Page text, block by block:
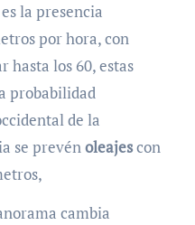
la presencia
por hora, con
hasta los 60, estas
probabilidad
de la
se prevénoleajescon
cambia